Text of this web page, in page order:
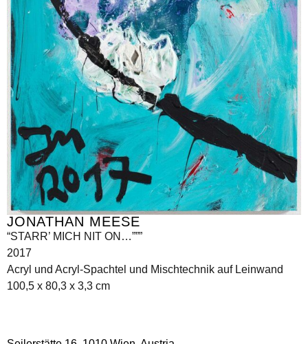
JONATHAN MEESE
“STARR’ MICH NIT ON…”””
2017
Acryl und Acryl-Spachtel und Mischtechnik auf Leinwand
100,5 x 80,3 x 3,3 cm